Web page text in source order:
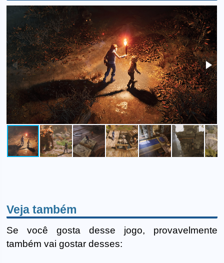
Veja também
Se você gosta desse jogo, provavelmente
também vai gostar desses: